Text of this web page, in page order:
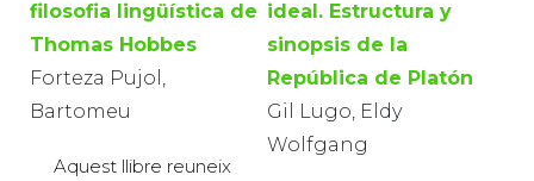
filosofia lingüística de
Thomas Hobbes
Forteza Pujol,
Bartomeu
Aquest llibre reuneix
ideal. Estructura y
sinopsis de la
República de Platón
Gil Lugo, Eldy
Wolfgang